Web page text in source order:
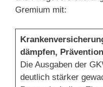
Gremium mit:
dämpfen,
Die Ausgaben der
deutlich stärker